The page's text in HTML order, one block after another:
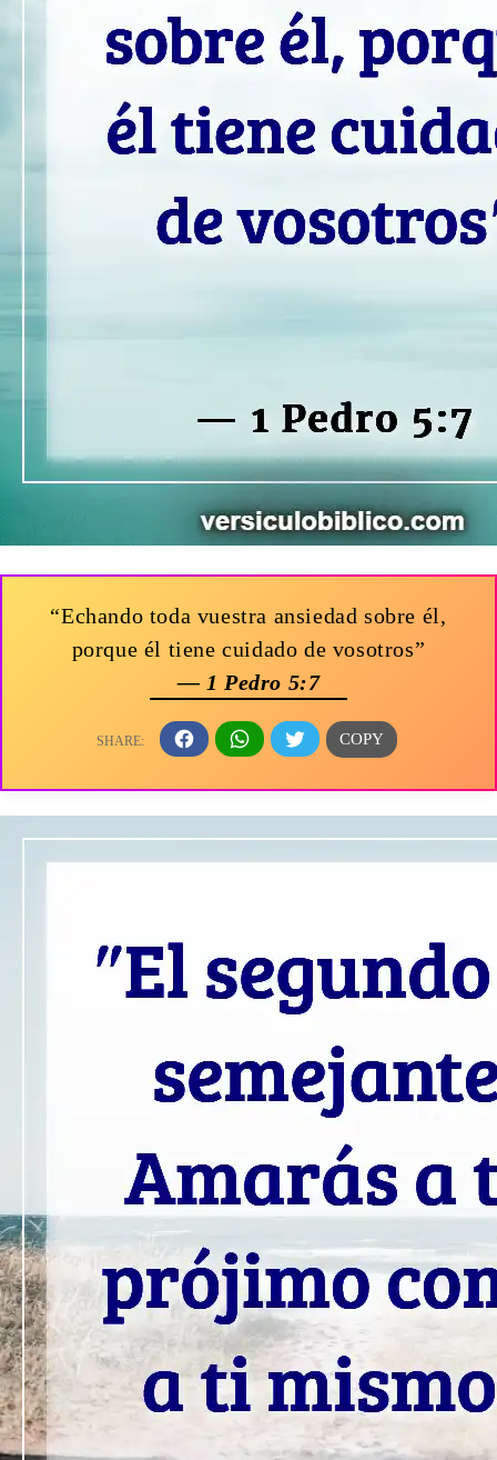
“Echando toda vuestra ansiedad sobre él,
porque él tiene cuidado de vosotros”
— 1 Pedro 5:7